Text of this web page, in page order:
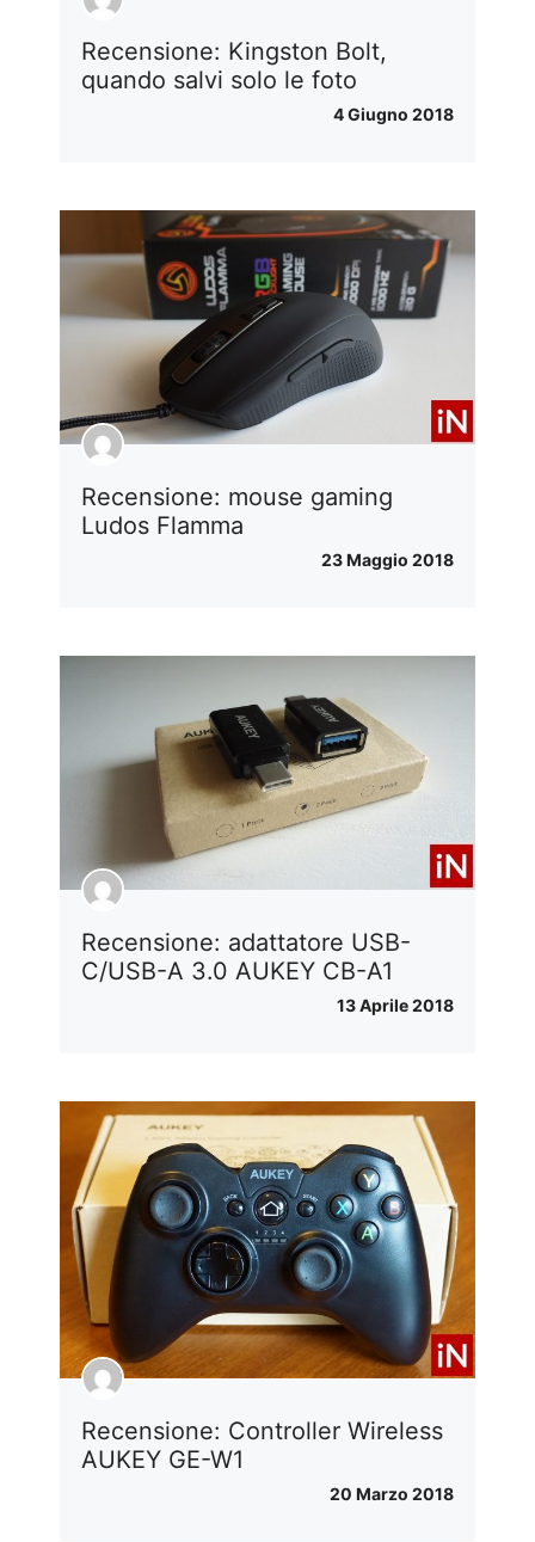
Recensione: Kingston Bolt,
quando salvi solo le foto
4 Giugno 2018
Recensione: mouse gaming
Ludos Flamma
23 Maggio 2018
Recensione: adattatore USB-
C/USB-A 3.0 AUKEY CB-A1
13 Aprile 2018
Recensione: Controller Wireless
AUKEY GE-W1
20 Marzo 2018